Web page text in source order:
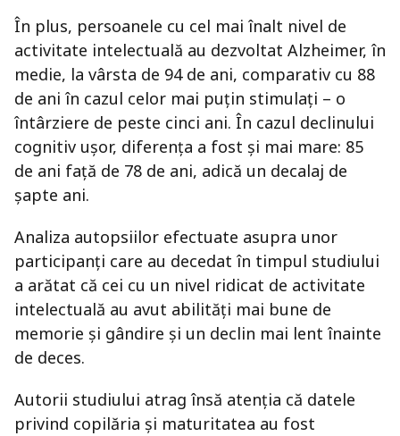
În plus, persoanele cu cel mai înalt nivel de
activitate intelectuală au dezvoltat Alzheimer, în
medie, la vârsta de 94 de ani, comparativ cu 88
de ani în cazul celor mai puțin stimulați – o
întârziere de peste cinci ani. În cazul declinului
cognitiv ușor, diferența a fost și mai mare: 85
de ani față de 78 de ani, adică un decalaj de
șapte ani.
Analiza autopsiilor efectuate asupra unor
participanți care au decedat în timpul studiului
a arătat că cei cu un nivel ridicat de activitate
intelectuală au avut abilități mai bune de
memorie și gândire și un declin mai lent înainte
de deces.
Autorii studiului atrag însă atenția că datele
privind copilăria și maturitatea au fost